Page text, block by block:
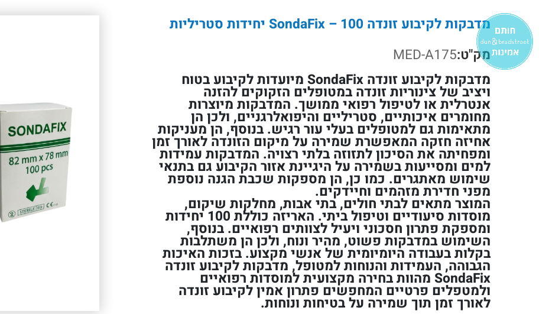
מדבקות לקיבוע זונדה SondaFix – 100 יחידות סטריליות
מק"ט:MED-A175
מדבקות לקיבוע זונדה SondaFix מיועדות לקיבוע בטוח
ויציב של צינוריות זונדה במטופלים הזקוקים להזנה
אנטרלית או לטיפול רפואי ממושך. המדבקות מיוצרות
מחומרים איכותיים, סטריליים והיפואלרגניים, ולכן הן
מתאימות גם למטופלים בעלי עור רגיש. בנוסף, הן מעניקות
אחיזה חזקה המאפשרת שמירה על מיקום הזונדה לאורך זמן
ומפחיתה את הסיכון לתזוזה בלתי רצויה. המדבקות עמידות
למים ומסייעות בשמירה על היגיינת אזור הקיבוע גם בתנאי
שימוש מאתגרים. כמו כן, הן מספקות שכבת הגנה נוספת
מפני חדירת מזהמים וחיידקים.
המוצר מתאים לבתי חולים, בתי אבות, מחלקות שיקום,
מוסדות סיעודיים וטיפול ביתי. האריזה כוללת 100 יחידות
ומספקת פתרון חסכוני ויעיל לצוותים רפואיים. בנוסף,
השימוש במדבקות פשוט, מהיר ונוח, ולכן הן משתלבות
בקלות בעבודה היומיומית של אנשי מקצוע. בזכות האיכות
הגבוהה, העמידות והנוחות למטופל, מדבקות לקיבוע זונדה
SondaFix מהוות בחירה מקצועית למוסדות רפואיים
ולמטפלים פרטיים המחפשים פתרון אמין לקיבוע זונדה
לאורך זמן תוך שמירה על בטיחות ונוחות.